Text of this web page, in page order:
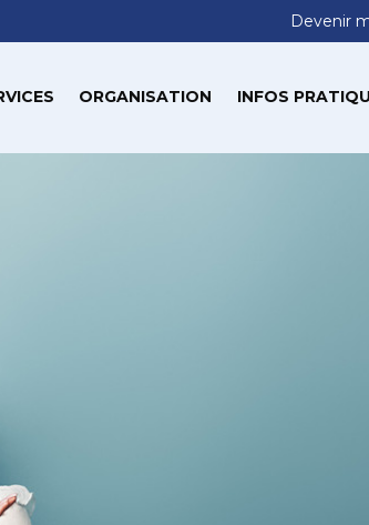
Devenir
ORGANISATION INFOS